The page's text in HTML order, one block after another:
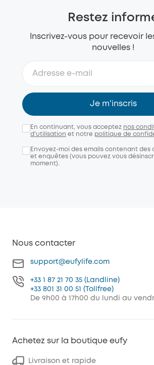
Restez
Inscrivez-vous pour recevoir
nouvelles !
Je m'inscris
En continuant, vous acceptez nos
d'utilisation et notre politique de
Envoyez-moi des emails contenant des
et enquêtes (vous pouvez vous
moment).
Nous contacter
support@eufylife.com
+33 1 87 21 70 35 (Landline)
+33 801 31 00 51 (Tollfree)
De 9h00 à 17h00 du lundi au
Achetez sur la boutique eufy
Livraison et rapide